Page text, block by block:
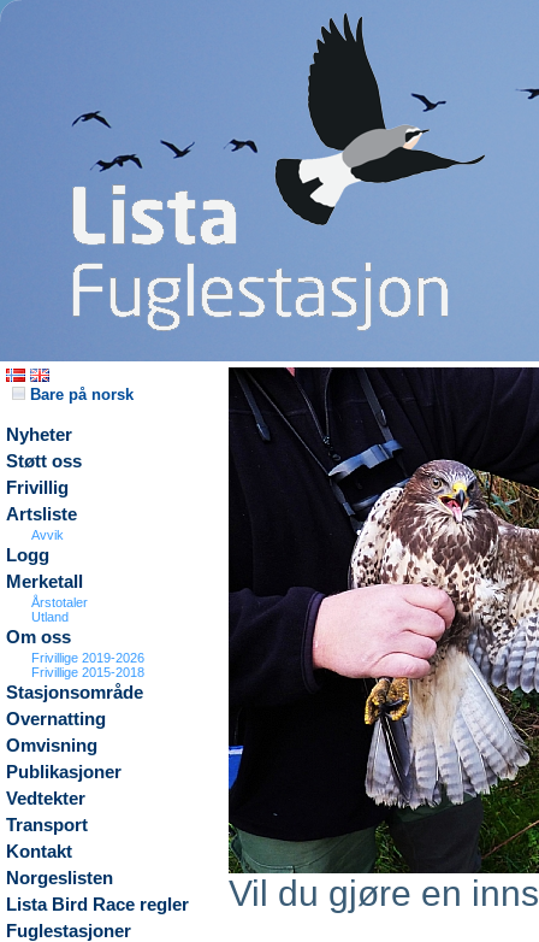
Bare på norsk
Nyheter
Støtt oss
Frivillig
Artsliste
Avvik
Logg
Merketall
Årstotaler
Utland
Om oss
Frivillige 2019-2026
Frivillige 2015-2018
Stasjonsområde
Overnatting
Omvisning
Publikasjoner
Vedtekter
Transport
Kontakt
Norgeslisten
Lista Bird Race regler
Fuglestasjoner
Vil du gjøre en